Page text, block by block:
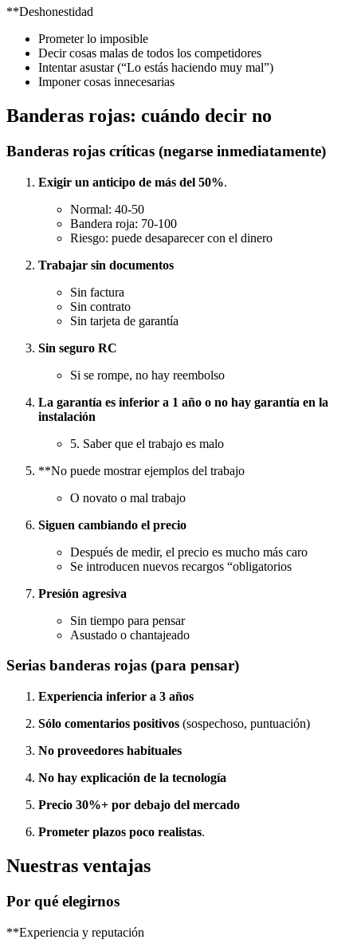
**Deshonestidad
Prometer lo imposible
Decir cosas malas de todos los competidores
Intentar asustar (“Lo estás haciendo muy mal”)
Imponer cosas innecesarias
Banderas rojas: cuándo decir no
Banderas rojas críticas (negarse inmediatamente)
Exigir un anticipo de más del 50%.
Normal: 40-50
Bandera roja: 70-100
Riesgo: puede desaparecer con el dinero
Trabajar sin documentos
Sin factura
Sin contrato
Sin tarjeta de garantía
Sin seguro RC
Si se rompe, no hay reembolso
La garantía es inferior a 1 año o no hay garantía en la
instalación
5. Saber que el trabajo es malo
**No puede mostrar ejemplos del trabajo
O novato o mal trabajo
Siguen cambiando el precio
Después de medir, el precio es mucho más caro
Se introducen nuevos recargos “obligatorios
Presión agresiva
Sin tiempo para pensar
Asustado o chantajeado
Serias banderas rojas (para pensar)
Experiencia inferior a 3 años
Sólo comentarios positivos (sospechoso, puntuación)
No proveedores habituales
No hay explicación de la tecnología
Precio 30%+ por debajo del mercado
Prometer plazos poco realistas.
Nuestras ventajas
Por qué elegirnos
**Experiencia y reputación